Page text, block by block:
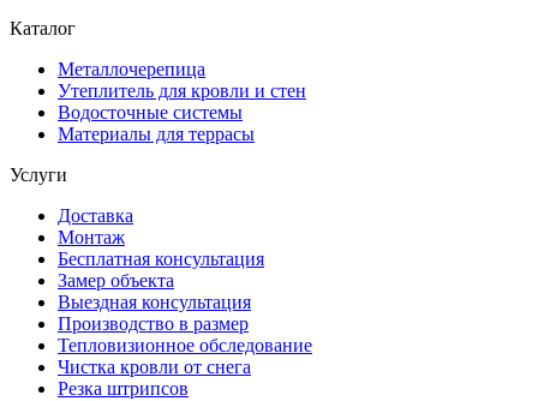
Каталог
Металлочерепица
Утеплитель для кровли и стен
Водосточные системы
Материалы для террасы
Услуги
Доставка
Монтаж
Бесплатная консультация
Замер объекта
Выездная консультация
Производство в размер
Тепловизионное обследование
Чистка кровли от снега
Резка штрипсов